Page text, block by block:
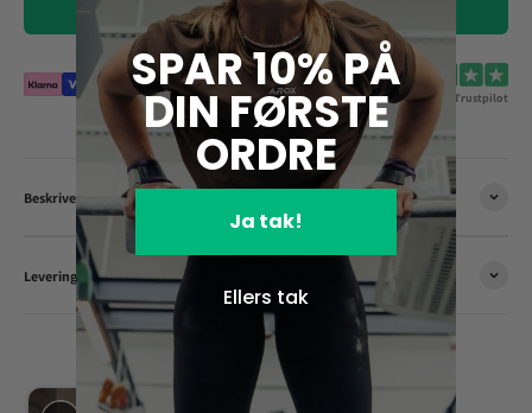
Læg i kurv
4.9/5 på Trustpilot
Beskrivelse
Levering & returnering
SPAR 10% PÅ
DIN FØRSTE
ORDRE
Ja tak!
Ellers tak